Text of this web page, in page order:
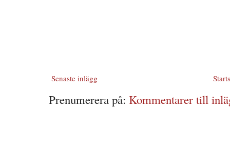
Senaste inlägg
Prenumerera på: Kommentarer till